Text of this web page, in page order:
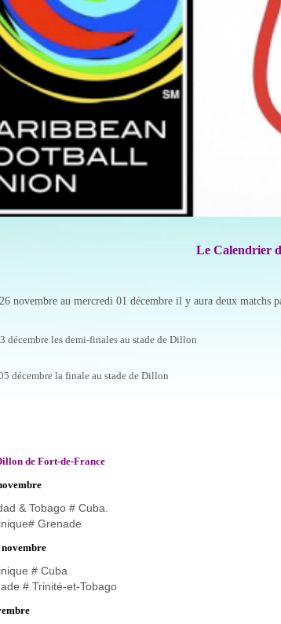
Le Calendrier
novembre au mercredi 01 décembre il y aura deux matchs
décembre les demi-finales au stade de Dillon
décembre la finale au stade de Dillon
de Fort-de-France
& Tobago # Cuba.
Grenade
# Cuba
# Trinité-et-Tobago